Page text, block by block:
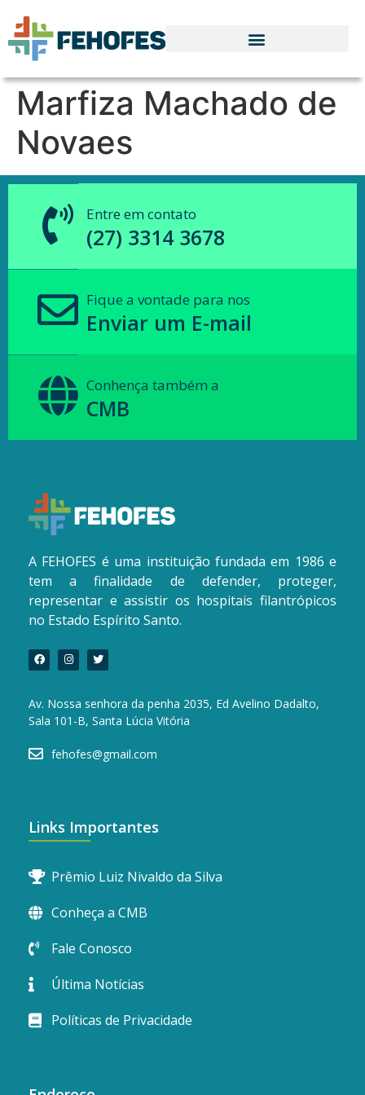
Marfiza Machado de
Novaes
Entre em contato
(27) 3314 3678
Fique a vontade para nos
Enviar um E-mail
Conhença também a
CMB
A FEHOFES é uma instituição fundada em 1986 e
tem a finalidade de defender, proteger,
representar e assistir os hospitais filantrópicos
no Estado Espírito Santo.
Av. Nossa senhora da penha 2035, Ed Avelino Dadalto,
Sala 101-B, Santa Lúcia Vitória
fehofes@gmail.com
Links Importantes
Prêmio Luiz Nivaldo da Silva
Conheça a CMB
Fale Conosco
Última Notícias
Políticas de Privacidade